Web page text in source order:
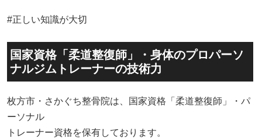
#正しい知識が大切
国家資格「柔道整復師」・身体のプロパーソ
ナルジムトレーナーの技術力
枚方市・さかぐち整骨院は、国家資格「柔道整復師」・パ
ーソナル
トレーナー資格を保有しております。